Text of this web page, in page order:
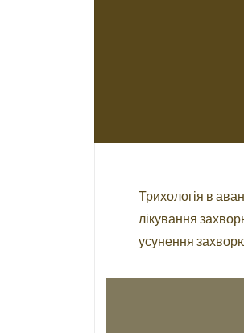
Трихологія в
лікування
усунення